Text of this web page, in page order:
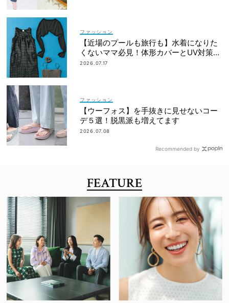
ファッション
【近場のプールも旅行も】水着になりた
くないママ必見！体形カバーとUV対策を
両立するマルチウェア速報
2026.07.17
ファッション
【ウーフォス】を手抜きに見せないコー
デ５選！脱黒派も増えてます
2026.07.08
Recommended by
FEATURE